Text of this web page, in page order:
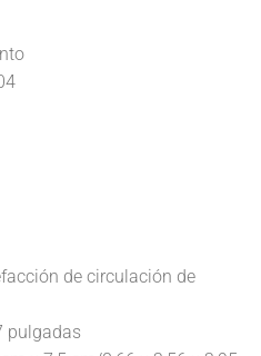
de circulación de
pulgadas